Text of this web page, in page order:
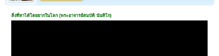
สิ่งที่หาได้โดยยากในโลก (พระอาจารย์สมบัติ นันทิโก)